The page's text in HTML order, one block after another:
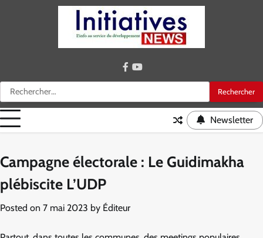
Rechercher :
facebook
youtube
Newsletter
Campagne électorale : Le Guidimakha
plébiscite L’UDP
Posted on 7 mai 2023 by Éditeur